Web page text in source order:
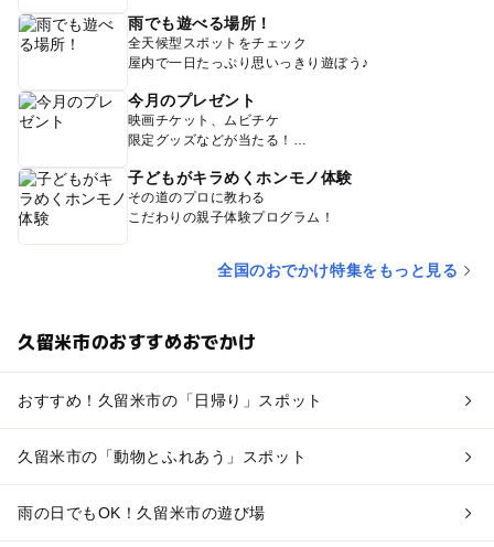
雨でも遊べる場所！
全天候型スポットをチェック
屋内で一日たっぷり思いっきり遊ぼう♪
今月のプレゼント
映画チケット、ムビチケ
限定グッズなどが当たる！
子どもがキラめくホンモノ体験
その道のプロに教わる
こだわりの親子体験プログラム！
全国のおでかけ特集をもっと見る
久留米市のおすすめおでかけ
おすすめ！久留米市の「日帰り」スポット
久留米市の「動物とふれあう」スポット
雨の日でもOK！久留米市の遊び場